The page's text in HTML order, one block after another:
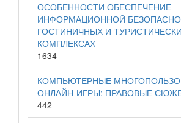
ОСОБЕННОСТИ ОБЕСПЕЧЕНИЕ
ИНФОРМАЦИОННОЙ
ГОСТИНИЧНЫХ И
КОМПЛЕКСАХ
1634
КОМПЬЮТЕРНЫЕ
ОНЛАЙН-ИГРЫ: ПРАВОВЫЕ
442